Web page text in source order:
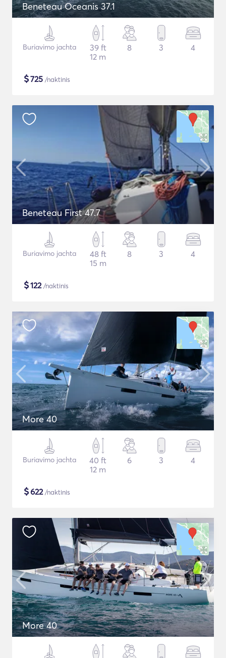
Beneteau Oceanis 37.1
Buriavimo jachta
39 ft
12 m
8 3 4
$725 /naktinis
Beneteau First 47.7
Buriavimo jachta
48 ft
15 m
8 3 4
$122/naktinis
More 40
Buriavimo jachta
40 ft
12 m
6 3 4
$622/naktinis
More 40